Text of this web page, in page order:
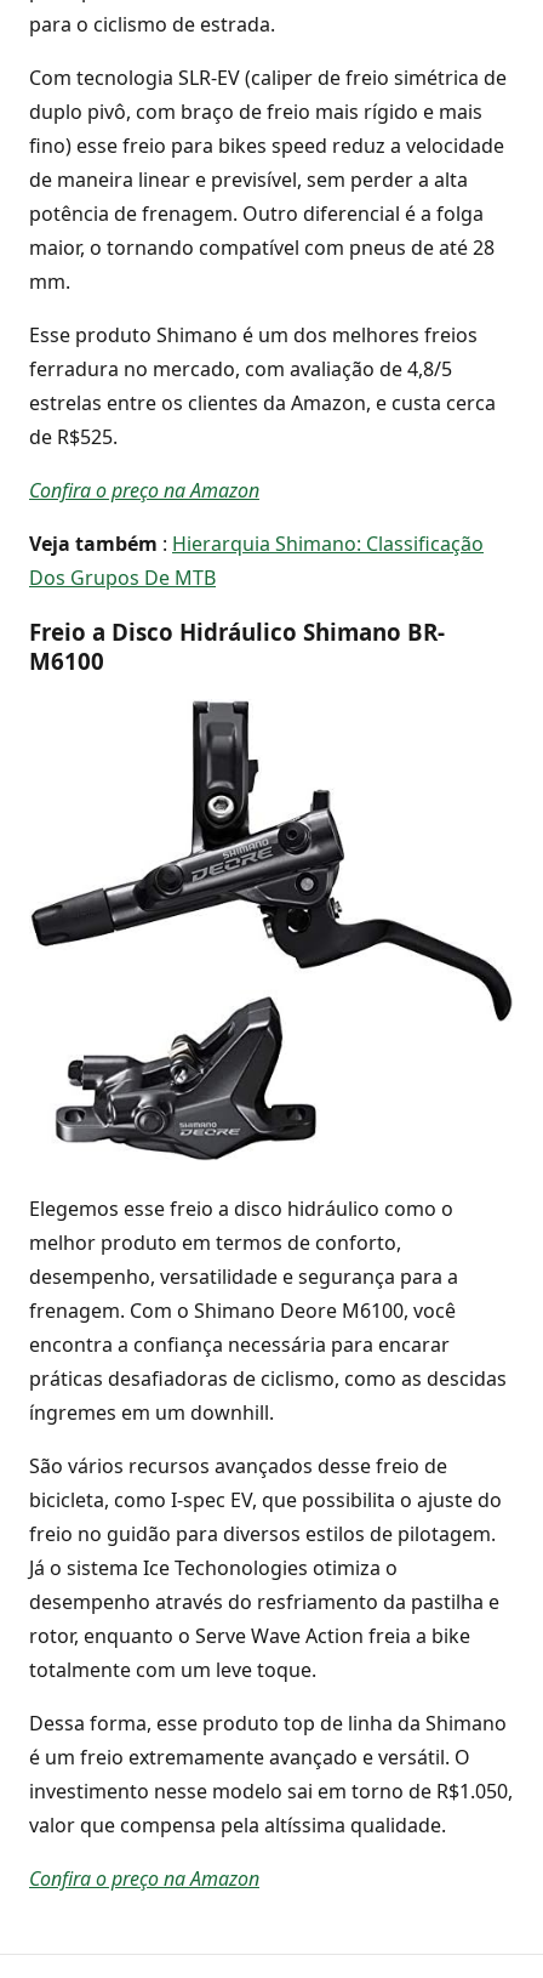
para o ciclismo de estrada.
Com tecnologia SLR-EV (caliper de freio simétrica de
duplo pivô, com braço de freio mais rígido e mais
fino) esse freio para bikes speed reduz a velocidade
de maneira linear e previsível, sem perder a alta
potência de frenagem. Outro diferencial é a folga
maior, o tornando compatível com pneus de até 28
mm.
Esse produto Shimano é um dos melhores freios
ferradura no mercado, com avaliação de 4,8/5
estrelas entre os clientes da Amazon, e custa cerca
de R$525.
Confira o preço na Amazon
Veja também : Hierarquia Shimano: Classificação
Dos Grupos De MTB
Freio a Disco Hidráulico Shimano BR-
M6100
Elegemos esse freio a disco hidráulico como o
melhor produto em termos de conforto,
desempenho, versatilidade e segurança para a
frenagem. Com o Shimano Deore M6100, você
encontra a confiança necessária para encarar
práticas desafiadoras de ciclismo, como as descidas
íngremes em um downhill.
São vários recursos avançados desse freio de
bicicleta, como I-spec EV, que possibilita o ajuste do
freio no guidão para diversos estilos de pilotagem.
Já o sistema Ice Techonologies otimiza o
desempenho através do resfriamento da pastilha e
rotor, enquanto o Serve Wave Action freia a bike
totalmente com um leve toque.
Dessa forma, esse produto top de linha da Shimano
é um freio extremamente avançado e versátil. O
investimento nesse modelo sai em torno de R$1.050,
valor que compensa pela altíssima qualidade.
Confira o preço na Amazon